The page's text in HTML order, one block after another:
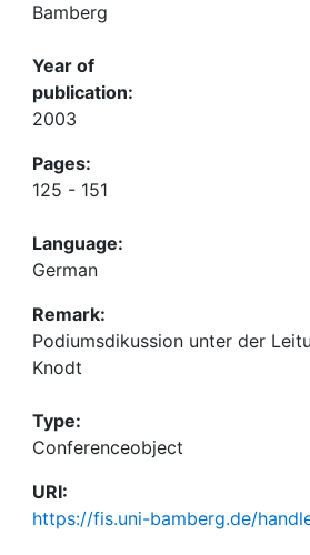
Bamberg
Year of
publication:
2003
Pages:
125 - 151
Language:
German
Remark:
Podiumsdikussion unter der
Knodt
Type:
Conferenceobject
URI:
https://fis.uni-bamberg.de/